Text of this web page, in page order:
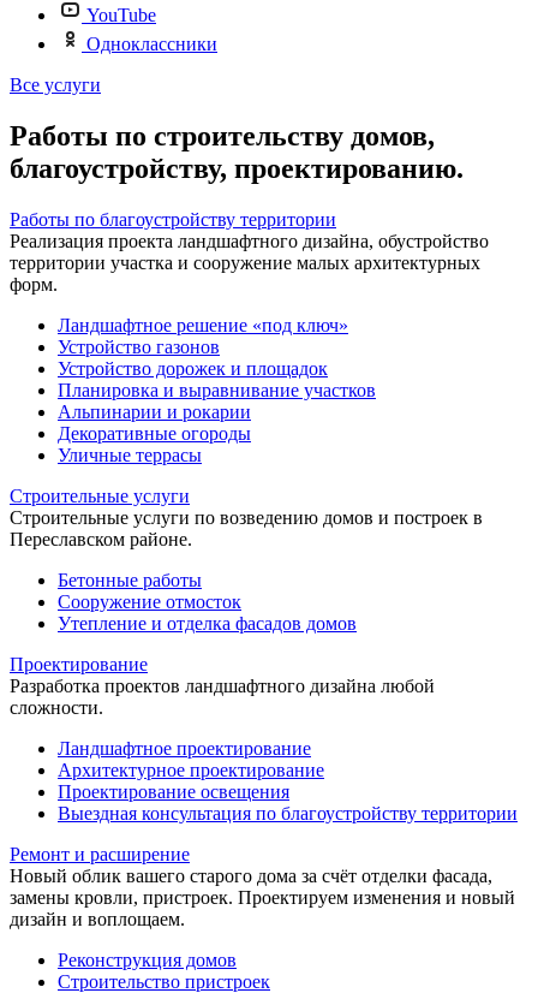
YouTube
Одноклассники
Все услуги
Работы по строительству домов,
благоустройству, проектированию.
Работы по благоустройству территории
Реализация проекта ландшафтного дизайна, обустройство
территории участка и сооружение малых архитектурных
форм.
Ландшафтное решение «под ключ»
Устройство газонов
Устройство дорожек и площадок
Планировка и выравнивание участков
Альпинарии и рокарии
Декоративные огороды
Уличные террасы
Строительные услуги
Строительные услуги по возведению домов и построек в
Переславском районе.
Бетонные работы
Сооружение отмосток
Утепление и отделка фасадов домов
Проектирование
Разработка проектов ландшафтного дизайна любой
сложности.
Ландшафтное проектирование
Архитектурное проектирование
Проектирование освещения
Выездная консультация по благоустройству территории
Ремонт и расширение
Новый облик вашего старого дома за счёт отделки фасада,
замены кровли, пристроек. Проектируем изменения и новый
дизайн и воплощаем.
Реконструкция домов
Строительство пристроек